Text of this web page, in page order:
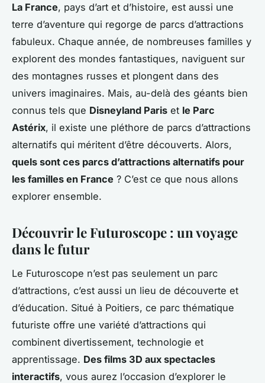
La France, pays d’art et d’histoire, est aussi une
terre d’aventure qui regorge de parcs d’attractions
fabuleux. Chaque année, de nombreuses familles y
explorent des mondes fantastiques, naviguent sur
des montagnes russes et plongent dans des
univers imaginaires. Mais, au-delà des géants bien
connus tels que Disneyland Paris et le Parc
Astérix, il existe une pléthore de parcs d’attractions
alternatifs qui méritent d’être découverts. Alors,
quels sont ces parcs d’attractions alternatifs pour
les familles en France ? C’est ce que nous allons
explorer ensemble.
Découvrir le Futuroscope : un voyage
dans le futur
Le Futuroscope n’est pas seulement un parc
d’attractions, c’est aussi un lieu de découverte et
d’éducation. Situé à Poitiers, ce parc thématique
futuriste offre une variété d’attractions qui
combinent divertissement, technologie et
apprentissage. Des films 3D aux spectacles
interactifs, vous aurez l’occasion d’explorer le